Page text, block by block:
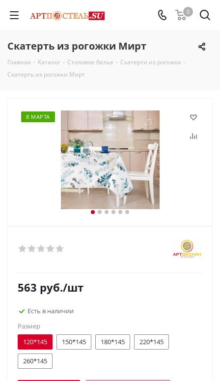
0
Скатерть из рогожки Мирт
Главная - Каталог - Столовое белье - Скатерти из рогожки -
Скатерть из рогожки Мирт
8 МАРТА
563 руб./шт
Есть в наличии
Размер
120*145
150*145 180*145 220*145
260*145